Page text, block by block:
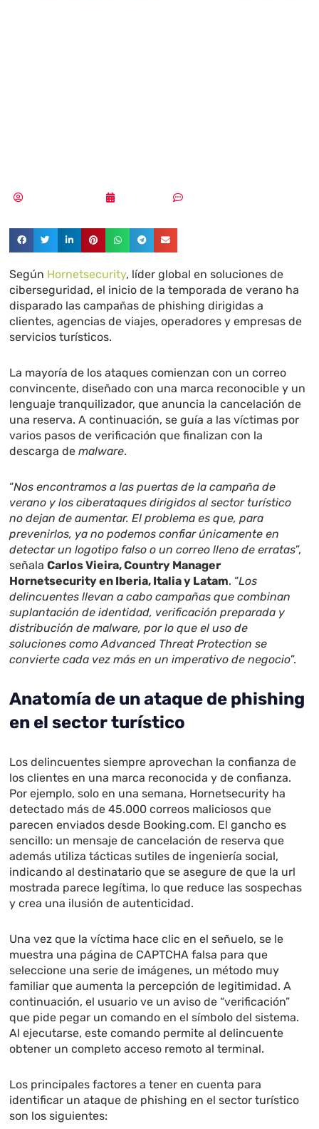
Según Hornetsecurity, líder global en soluciones de
ciberseguridad, el inicio de la temporada de verano ha
disparado las campañas de phishing dirigidas a
clientes, agencias de viajes, operadores y empresas de
servicios turísticos.
La mayoría de los ataques comienzan con un correo
convincente, diseñado con una marca reconocible y un
lenguaje tranquilizador, que anuncia la cancelación de
una reserva. A continuación, se guía a las víctimas por
varios pasos de verificación que finalizan con la
descarga demalware.
“Nos encontramos a las puertas de la campaña de
verano y los ciberataques dirigidos al sector turístico
no dejan de aumentar. El problema es que, para
prevenirlos, ya no podemos confiar únicamente en
detectar un logotipo falso o un correo lleno de erratas”,
señalaCarlos Vieira, Country Manager
Hornetsecurity en Iberia, Italia y Latam. “Los
delincuentes llevan a cabo campañas que combinan
suplantación de identidad, verificación preparada y
distribución de malware, por lo que el uso de
soluciones como Advanced Threat Protection se
convierte cada vez más en un imperativo de negocio”.
Anatomía de un ataque de phishing
en el sector turístico
Los delincuentes siempre aprovechan la confianza de
los clientes en una marca reconocida y de confianza.
Por ejemplo, solo en una semana, Hornetsecurity ha
detectado más de 45.000 correos maliciosos que
parecen enviados desde Booking.com. El gancho es
sencillo: un mensaje de cancelación de reserva que
además utiliza tácticas sutiles de ingeniería social,
indicando al destinatario que se asegure de que la url
mostrada parece legítima, lo que reduce las sospechas
y crea una ilusión de autenticidad.
Una vez que la víctima hace clic en el señuelo, se le
muestra una página de CAPTCHA falsa para que
seleccione una serie de imágenes, un método muy
familiar que aumenta la percepción de legitimidad. A
continuación, el usuario ve un aviso de “verificación”
que pide pegar un comando en el símbolo del sistema.
Al ejecutarse, este comando permite al delincuente
obtener un completo acceso remoto al terminal.
Los principales factores a tener en cuenta para
identificar un ataque de phishing en el sector turístico
son los siguientes: